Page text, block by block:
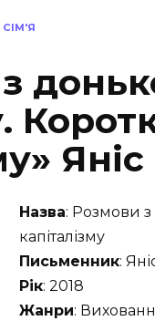
СІМ'Я
Назва: Розмови з
капіталізму
Письменник:
Рік: 2018
Жанри: